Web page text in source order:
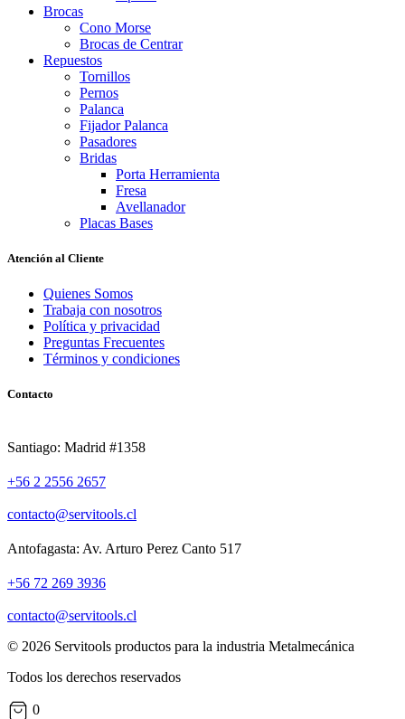
Brocas
Cono Morse
Brocas de Centrar
Repuestos
Tornillos
Pernos
Palanca
Fijador Palanca
Pasadores
Bridas
Porta Herramienta
Fresa
Avellanador
Placas Bases
Atención al Cliente
Quienes Somos
Trabaja con nosotros
Política y privacidad
Preguntas Frecuentes
Términos y condiciones
Contacto
Santiago: Madrid #1358
+56 2 2556 2657
contacto@servitools.cl
Antofagasta: Av. Arturo Perez Canto 517
+56 72 269 3936
contacto@servitools.cl
© 2026 Servitools productos para la industria Metalmecánica
Todos los derechos reservados
0